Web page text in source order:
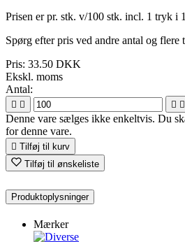
Prisen er pr. stk. v/100 stk. incl. 1 tryk i
Spørg efter pris ved andre antal og flere
Pris: 33.50 DKK
Ekskl. moms
Antal:
   
Denne vare sælges ikke enkeltvis. Du
for denne vare.
 Tilføj til kurv
Tilføj til ønskeliste
Produktoplysninger
Mærker